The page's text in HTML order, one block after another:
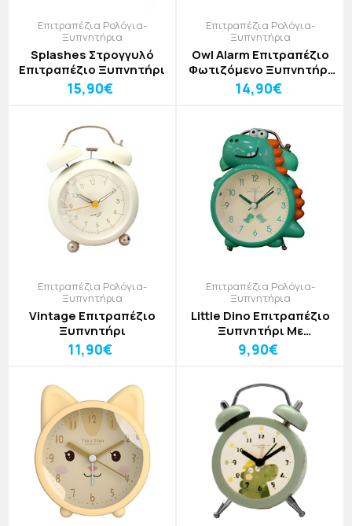
Επιτραπέζια Ρολόγια-
Ξυπνητήρια
Splashes Στρογγυλό
Επιτραπέζιο Ξυπνητήρι
15,90€
Επιτραπέζια Ρολόγια-
Ξυπνητήρια
Owl Alarm Επιτραπέζιο
Φωτιζόμενο Ξυπνητήρι
Με Κουκουβάγια
14,90€
Επιτραπέζια Ρολόγια-
Ξυπνητήρια
Vintage Επιτραπέζιο
Ξυπνητήρι
11,90€
Επιτραπέζια Ρολόγια-
Ξυπνητήρια
Little Dino Επιτραπέζιο
Ξυπνητήρι Με
Δεινόσαυρο
9,90€